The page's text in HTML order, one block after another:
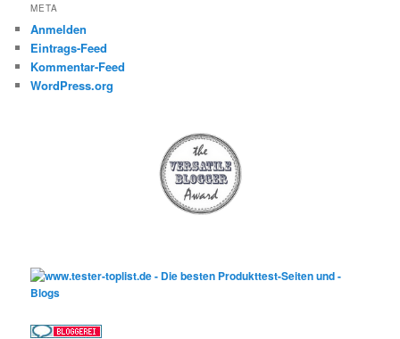
META
Anmelden
Eintrags-Feed
Kommentar-Feed
WordPress.org